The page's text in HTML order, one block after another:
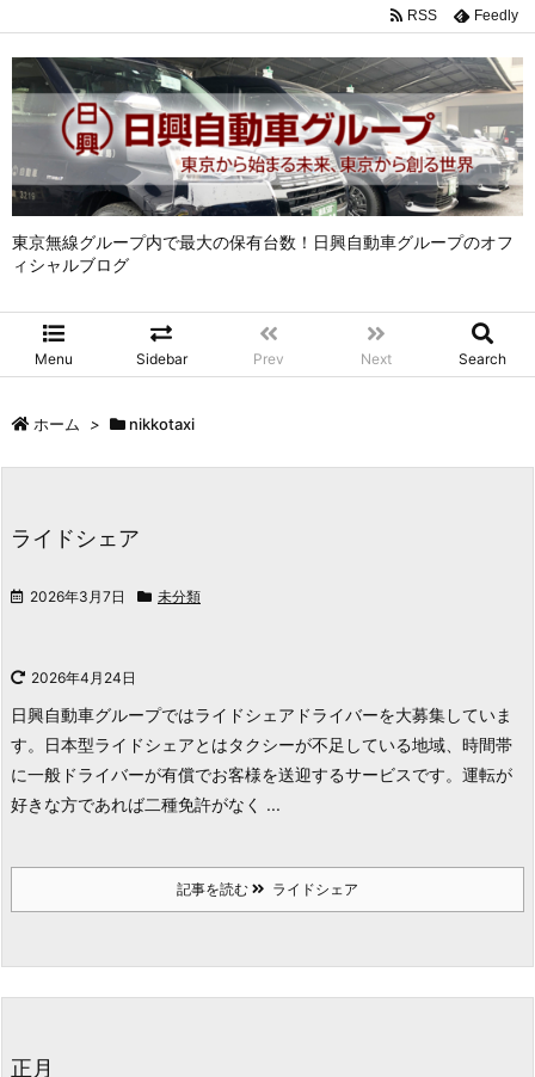
東京無線グループ内で最大の保有台数！日興自動車グループのオフ
ィシャルブログ
Menu Sidebar Prev Next Search
RSS Feedly
ホーム > nikkotaxi
ライドシェア
2026年3月7日 未分類
2026年4月24日
日興自動車グループではライドシェアドライバーを大募集していま
す。
日本型ライドシェアとはタクシーが不足している地域、時間帯
に一般ドライバーが有償でお客様を送迎するサービスです。 運転が
好きな方であれば二種免許がなく ...
記事を読む ライドシェア
正月